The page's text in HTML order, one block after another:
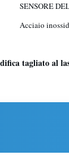
SENSORE
Acciaio
tagliato al